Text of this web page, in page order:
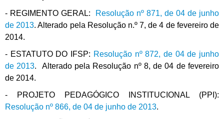
- REGIMENTO GERAL:
Resolução nº 871, de 04 de junho
de 2013. Alterado pela Resolução n.º 7, de 4 de fevereiro de
2014.
- ESTATUTO DO IFSP: Resolução nº 872, de 04 de junho
de 2013. Alterado pela Resolução nº 8, de 04 de fevereiro
de 2014.
- PROJETO PEDAGÓGICO INSTITUCIONAL (PPI):
Resolução nº 866, de 04 de junho de 2013.